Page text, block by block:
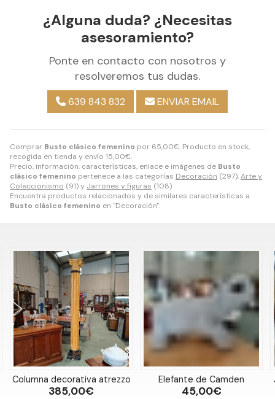
Comprar Busto clásico femenino por 65,00€. Producto en stock,
recogida en tienda y envío 15,00€.
Precio, información, características, enlace e imágenes de Busto
clásico femenino pertenece a las categorías Decoración (297),Arte y
Coleccionismo (91) y Jarrones y figuras (108).
Encuentra productos relacionados y de similares características a
Busto clásico femenino en "Decoración".
¿Alguna duda? ¿Necesitas
asesoramiento?
Ponte en contacto con nosotros y
resolveremos tus dudas.
639 843 832 ENVIAR EMAIL
Columna decorativa atrezzo
385,00€
Elefante de Camden
45,00€